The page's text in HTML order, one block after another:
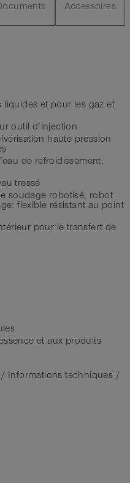
Accessoires
et pour les gaz et
outil d’injection
haute pression
de refroidissement,
tressé
soudage robotisé, robot
flexible résistant au point
pour le transfert de
et aux produits
/ Informations techniques /